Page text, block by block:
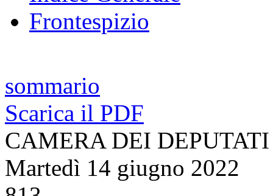
Frontespizio
sommario
Scarica il PDF
CAMERA DEI DEPUTATI
Martedì 14 giugno 2022